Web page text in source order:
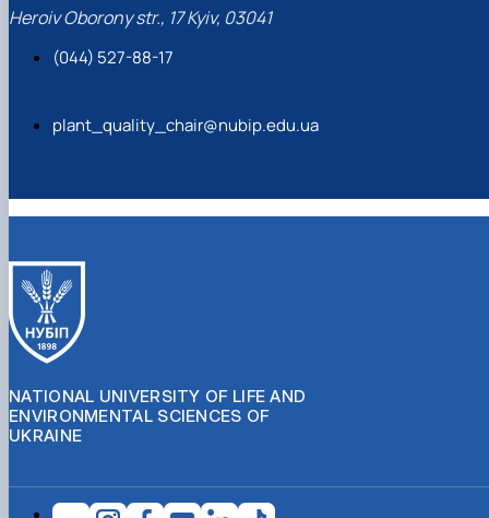
Heroiv Oborony str., 17 Kyiv, 03041
(044) 527-88-17
plant_quality_chair@nubip.edu.ua
NATIONAL UNIVERSITY OF LIFE AND
ENVIRONMENTAL SCIENCES OF
UKRAINE